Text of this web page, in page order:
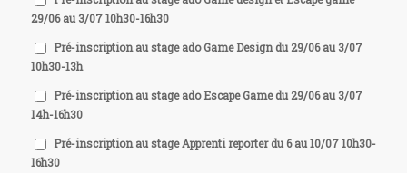
29/06 au 3/07 10h30-16h30
Pré-inscription au stage ado Game Design du 29/06 au 3/07
10h30-13h
Pré-inscription au stage ado Escape Game du 29/06 au 3/07
14h-16h30
Pré-inscription au stage Apprenti reporter du 6 au 10/07 10h30-
16h30